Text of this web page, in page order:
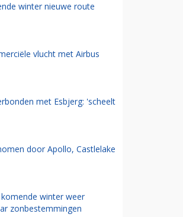
winter nieuwe route
vlucht met Airbus
met Esbjerg: 'scheelt
door Apollo, Castlelake
winter weer
zonbestemmingen